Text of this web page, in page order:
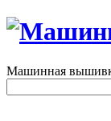
Машинная